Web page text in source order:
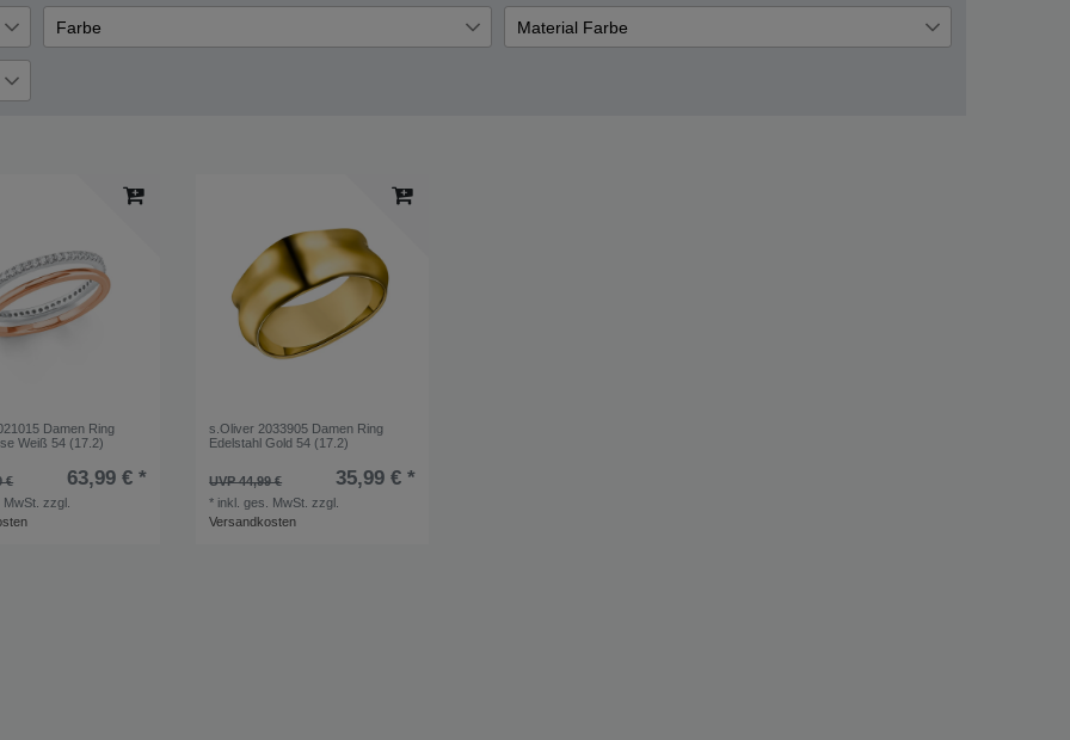
Weiß
Silber
Farbe
Material Farbe
Damen Ring
Weiß 54 (17.2)
€ 63,99 € *
zzgl.
s.Oliver 2033905 Damen Ring
Edelstahl Gold 54 (17.2)
UVP 44,99 € 35,99 € *
* inkl. ges. MwSt. zzgl.
Versandkosten